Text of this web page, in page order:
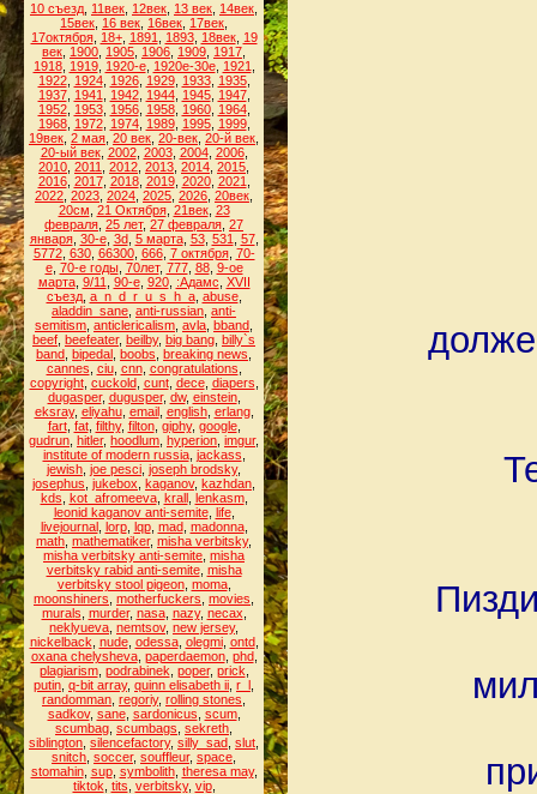
10 съезд 11век 12век 13 век 14век
15век 16 век 16век 17век
17октября, 18+, 1891 1893, 18век, 19
век 1900 1905 1906 1909 1917
1918, 1919, 1920-е, 1920е-30е, 1921
1922, 1924, 1926, 1929, 1933, 1935,
1937, 1941 1942, 1944, 1945, 1947,
1952, 1953, 1956, 1958, 1960, 1964,
1968, 1972, 1974, 1989, 1995, 1999,
19век 2 мая 20 век 20-век 20-й век
20-ый век, 2002, 2003, 2004, 2006,
2010 2011 2012 2013 2014 2015
2016, 2017, 2018, 2019, 2020, 2021
2022 2023 2024 2025 2026 20век
20см 21 Октября, 21век, 23
февраля 25 лет, 27 февраля 27
января, 30-е, 3d, 5 марта, 53, 531 57,
5772, 630, 66300, 666, 7 октября, 70-
е, 70-е годы, 70лет, 777, 88, 9-ое
марта, 9/11 90-е, 920, :Адамс XVII
съезд, a_n_d_r_u_s_h_a, abuse,
aladdin_sane anti-russian anti-
semitism anticlericalism avla bband
beef beefeater, beilby, big bang billy`s
band bipedal boobs breaking news
cannes ciu, cnn, congratulations
copyright, cuckold, cunt, dece, diapers
dugasper, dugusper, dw, einstein,
eksray, eliyahu, email, english, erlang,
fart, fat, filthy, filton, giphy, google,
gudrun hitler, hoodlum hyperion imgur,
institute of modern russia, jackass
jewish joe pesci joseph brodsky,
josephus jukebox kaganov, kazhdan
kds kot_afromeeva, krall, lenkasm,
leonid kaganov anti-semite, life,
livejournal, lorp, lqp, mad, madonna,
math mathematiker, misha verbitsky,
misha verbitsky anti-semite misha
verbitsky rabid anti-semite, misha
verbitsky stool pigeon, moma,
moonshiners motherfuckers movies
murals murder, nasa, nazy, necax
neklyueva nemtsov, new jersey,
nickelback nude, odessa, olegmi, ontd,
oxana chelysheva, paperdaemon, phd,
plagiarism, podrabinek poper, prick
putin q-bit array, quinn elisabeth ii r_l
randomman regoriy, rolling stones
sadkov, sane, sardonicus scum,
scumbag scumbags sekreth
siblington silencefactory, silly_sad slut
snitch soccer, souffleur, space
stomahin, sup, symbolith, theresa may,
tiktok tits verbitsky, vip,